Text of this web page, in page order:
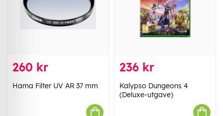
260 kr
Hama Filter UV AR 37 mm
236 kr
Kalypso Dungeons 4
(Deluxe-utgave)